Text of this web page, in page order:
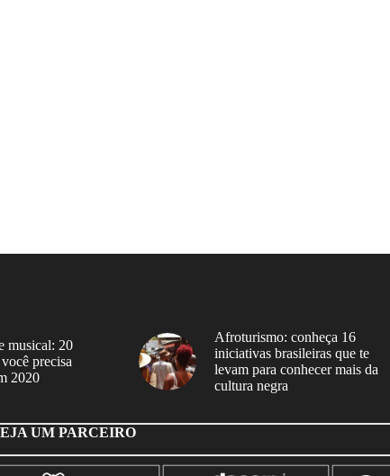
musical: 20
precisa
2020
Afroturismo: conheça 16
iniciativas brasileiras que te
levam para conhecer mais da
cultura negra
UM PARCEIRO